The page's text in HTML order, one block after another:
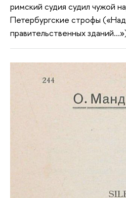
римский судия судил чужой
Петербургские строфы
правительственных